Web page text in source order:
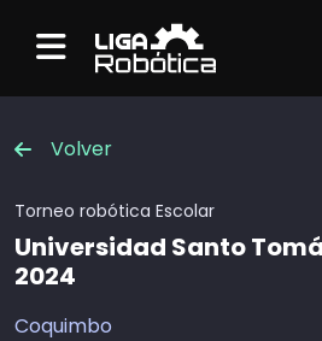
Menu
Volver
Torneo robótica Escolar
Universidad Santo
2024
Coquimbo